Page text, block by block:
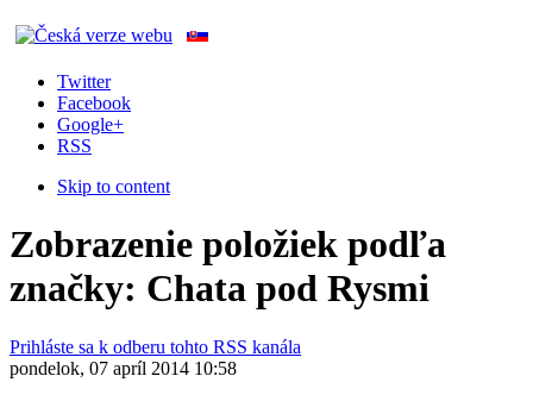
Twitter
Facebook
Google+
RSS
Skip to content
Zobrazenie položiek podľa
značky: Chata pod Rysmi
Prihláste sa k odberu tohto RSS kanála
pondelok, 07 apríl 2014 10:58